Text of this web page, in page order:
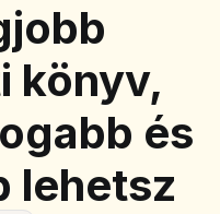
könyv,
és
lehetsz